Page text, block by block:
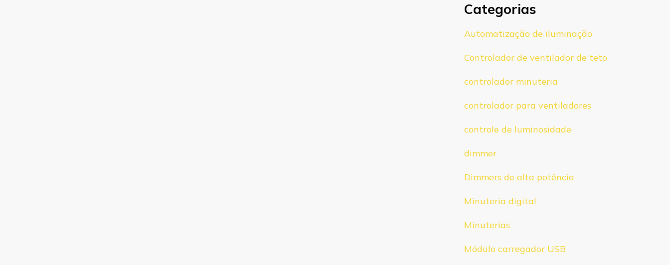
Categorias
Automatização de iluminação
Controlador de ventilador de teto
controlador minuteria
controlador para ventiladores
controle de luminosidade
dimmer
Dimmers de alta potência
Minuteria digital
Minuterias
Módulo carregador USB